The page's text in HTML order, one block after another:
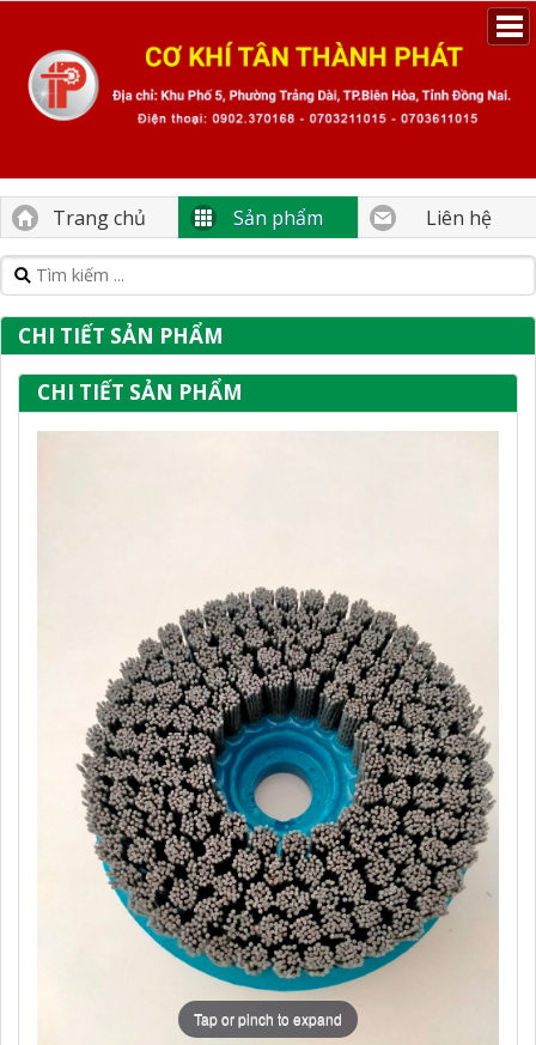
Trang chủ Sản phẩm Liên hệ
CHI TIẾT SẢN PHẨM
CHI TIẾT SẢN PHẨM
Tap or pinch to expand